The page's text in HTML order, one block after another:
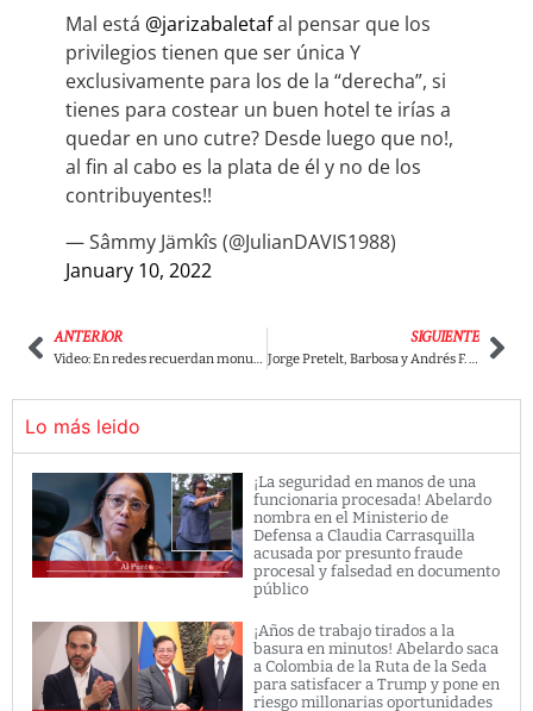
Mal está @jarizabaletafal pensar que los
privilegios tienen que ser única Y
exclusivamente para los de la “derecha”, si
tienes para costear un buen hotel te irías a
quedar en uno cutre? Desde luego que no!,
al fin al cabo es la plata de él y no de los
contribuyentes!!
— Sâmmy Jämkîs (@JulianDAVIS1988)
January 10, 2022
ANTERIOR
Video: En redes recuerdan monumental peinada de Petro a Vicky Dávila.
SIGUIENTE
Jorge Pretelt, Barbosa y Andrés F. Arias serían beneficiarios de nómina paralela en la U. Sergio Arboleda
Lo más leido
¡La seguridad en manos de una
funcionaria procesada! Abelardo
nombra en el Ministerio de
Defensa a Claudia Carrasquilla
acusada por presunto fraude
procesal y falsedad en documento
público
¡Años de trabajo tirados a la
basura en minutos! Abelardo saca
a Colombia de la Ruta de la Seda
para satisfacer a Trump y pone en
riesgo millonarias oportunidades